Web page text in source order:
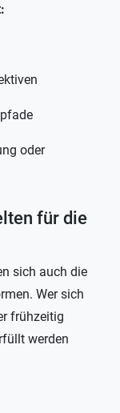
oder
für die
sich auch die
Wer sich
frühzeitig
werden